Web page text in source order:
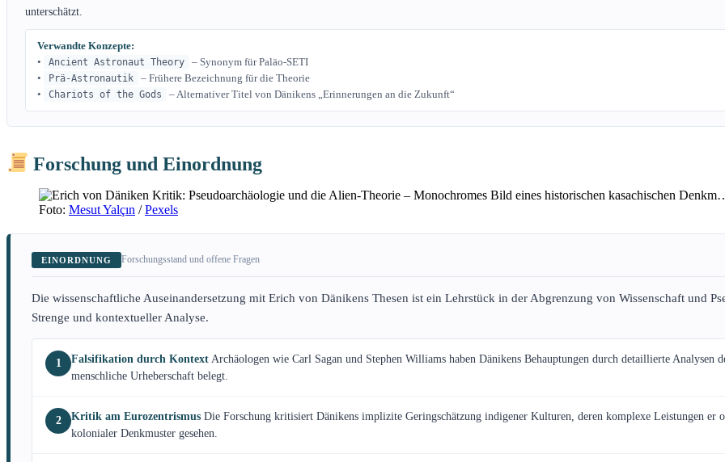
unterschätzt.
Verwandte Konzepte:
•
Ancient Astronaut Theory
– Synonym für Paläo-SETI
•
Prä-Astronautik
– Frühere Bezeichnung für die Theorie
•
Chariots of the Gods – Alternativer Titel von Dänikens „Erinnerungen an die Zukunft“
Forschung und Einordnung
Foto: Mesut Yalçın /Pexels
EINORDNUNG Forschungsstand und offene Fragen
Die wissenschaftliche Auseinandersetzung mit Erich von Dänikens Thesen ist ein Lehrstück in der Abgrenzung von Wissenschaft und
Strenge und kontextueller Analyse.
1 Falsifikation durch Kontext Archäologen wie Carl Sagan und Stephen Williams haben Dänikens Behauptungen durch detaillierte
menschliche Urheberschaft belegt.
2 Kritik am Eurozentrismus Die Forschung kritisiert Dänikens implizite Geringschätzung indigener Kulturen, deren komplexe Leistungen er
kolonialer Denkmuster gesehen.